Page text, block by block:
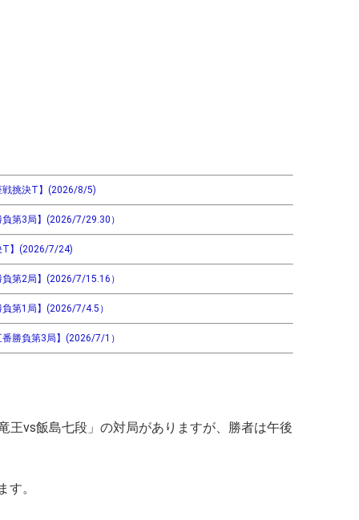
戦挑決T】(2026/8/5)
第3局】(2026/7/29.30）
T】(2026/7/24)
第2局】(2026/7/15.16）
第1局】(2026/7/4.5）
勝負第3局】(2026/7/1）
王vs飯島七段」の対局がありますが、勝者は午後
。